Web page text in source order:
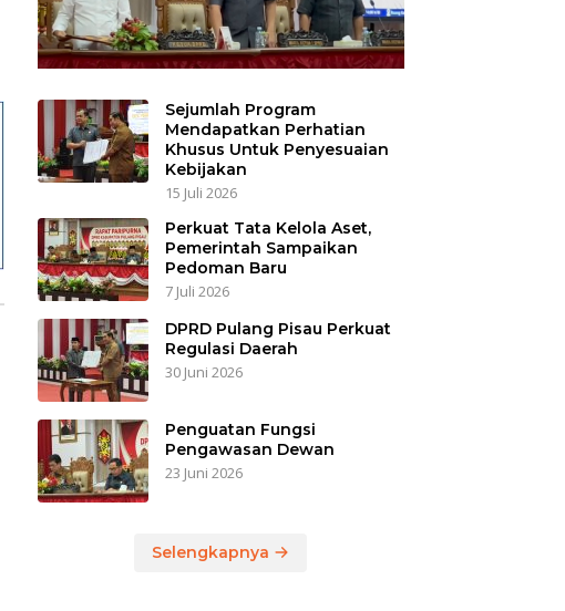
Sejumlah Program
Mendapatkan Perhatian
Khusus Untuk Penyesuaian
Kebijakan
15 Juli 2026
Perkuat Tata Kelola Aset,
Pemerintah Sampaikan
Pedoman Baru
7 Juli 2026
DPRD Pulang Pisau Perkuat
Regulasi Daerah
30 Juni 2026
Penguatan Fungsi
Pengawasan Dewan
23 Juni 2026
Selengkapnya